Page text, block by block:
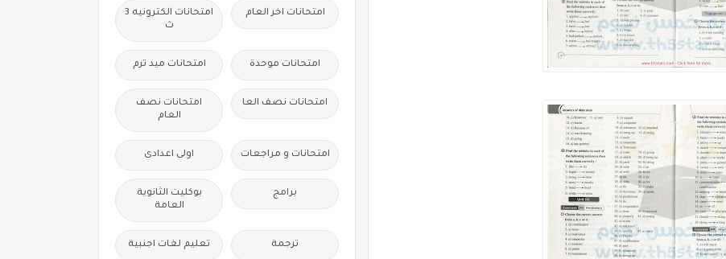
امتحانات اخر العام
امتحانات الكترونيه 3
ث
امتحانات موحدة امتحانات ميد ترم
امتحانات نصف العا
امتحانات نصف
العام
امتحانات و مراجعات اولى اعدادى
برامج
بوكليت الثانوية
العامة
ترجمة تعليم لغات اجنبية